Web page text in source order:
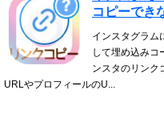
コピーでき
インスタグラム
して埋め込みコ
ンスタのリンク
URLやプロフィールのU...